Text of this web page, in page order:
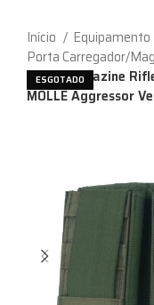
Início
Porta Carregador/
Porta Magazine
MOLLE Aggressor
ESGOTADO